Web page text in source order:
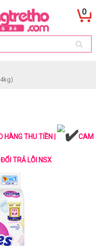
0
HÀNG THU TIỀN | CAM
ĐỔI TRẢ LỖI NSX